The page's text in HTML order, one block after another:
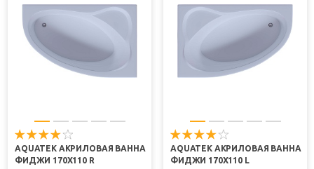
AQUATEK АКРИЛОВАЯ ВАННА
ФИДЖИ 170X110 R
AQUATEK АКРИЛОВАЯ ВАННА
ФИДЖИ 170X110 L